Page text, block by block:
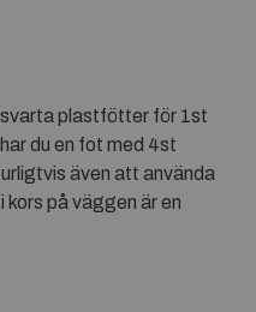
svarta plastfötter för 1st
du en fot med 4st
även att använda
på väggen är en